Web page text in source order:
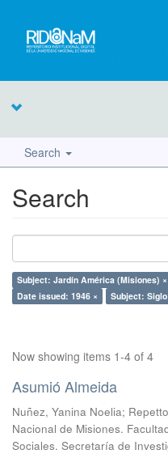
Search
Search
Subject: Jardín América (Misiones) ×
Date issued: 1946 ×
Subject: Siglo
Now showing items 1-4 of 4
Asumió Almeida
Nuñez, Yanina Noelia;
Nacional de Misiones.
Sociales. Secretaría de